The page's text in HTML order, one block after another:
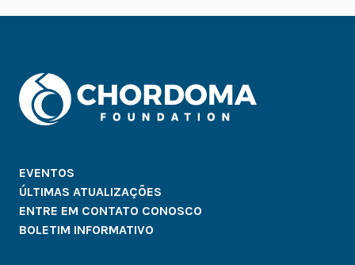
EVENTOS
ÚLTIMAS ATUALIZAÇÕES
ENTRE EM CONTATO CONOSCO
BOLETIM INFORMATIVO